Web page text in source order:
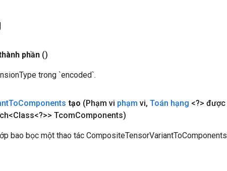
phần ()
trong `encoded`.
ToComponents tạo (Phạm vi phạm vi, Toán hạng <?> được
TcomComponents)
bao bọc một thao tác CompositeTensorVariantToComponents